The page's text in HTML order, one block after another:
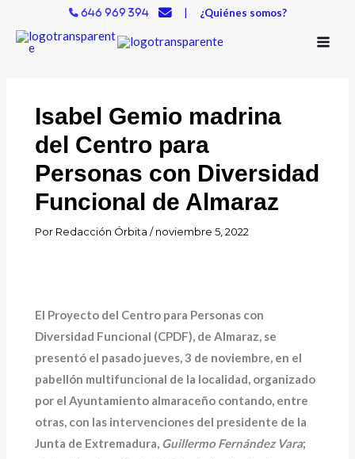
contenido
646 969 394 | ¿Quiénes somos?
Isabel Gemio madrina
del Centro para
Personas con Diversidad
Funcional de Almaraz
Por Redacción Órbita/noviembre 5, 2022
El Proyecto del Centro para Personas con
Diversidad Funcional (CPDF), de Almaraz, se
presentó el pasado jueves, 3 de noviembre, en el
pabellón multifuncional de la localidad, organizado
por el Ayuntamiento almaraceño contando, entre
otras, con las intervenciones del presidente de la
Junta de Extremadura, Guillermo Fernández Vara;